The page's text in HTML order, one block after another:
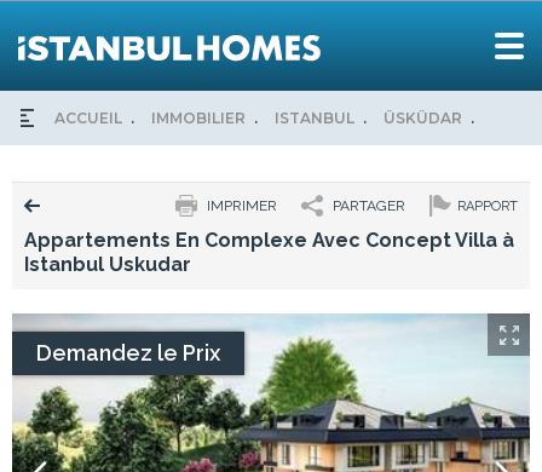
ACCUEIL IMMOBILIER ISTANBUL ÜSKÜDAR
RAPPORT
PARTAGER
IMPRIMER
Appartements En Complexe Avec Concept Villa à
Istanbul Uskudar
Demandez le Prix